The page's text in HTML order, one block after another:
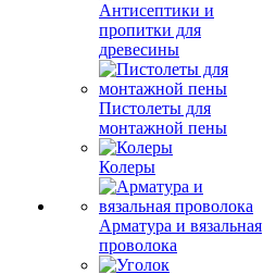
Антисептики и
пропитки для
древесины
Пистолеты для
монтажной пены
Колеры
Арматура и вязальная
проволока